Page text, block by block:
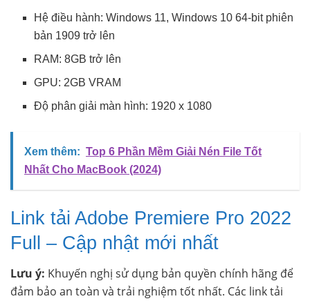
Hệ điều hành: Windows 11, Windows 10 64-bit phiên
bản 1909 trở lên
RAM: 8GB trở lên
GPU: 2GB VRAM
Độ phân giải màn hình: 1920 x 1080
Xem thêm: Top 6 Phần Mềm Giải Nén File Tốt
Nhất Cho MacBook (2024)
Link tải Adobe Premiere Pro 2022
Full – Cập nhật mới nhất
Lưu ý: Khuyến nghị sử dụng bản quyền chính hãng để
đảm bảo an toàn và trải nghiệm tốt nhất. Các link tải